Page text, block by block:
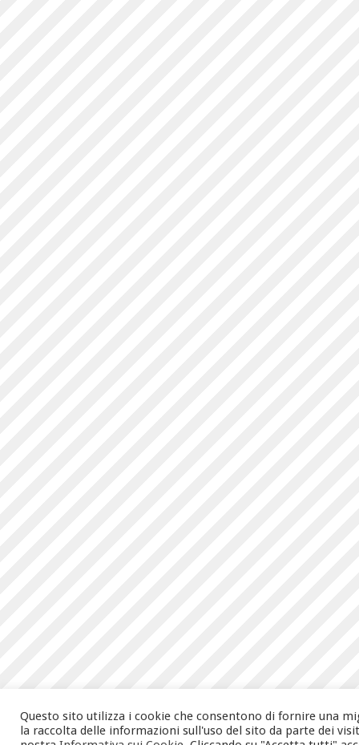
Questo sito utilizza i cookie che consentono di fornire una
la raccolta delle informazioni sull'uso del sito da parte dei